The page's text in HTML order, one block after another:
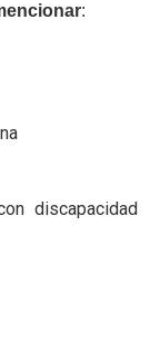
:
discapacidad